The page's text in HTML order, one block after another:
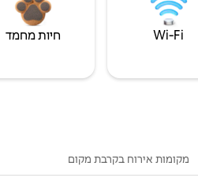
Wi‑Fi חיות מחמד
מקומות אירוח בקרבת מקום